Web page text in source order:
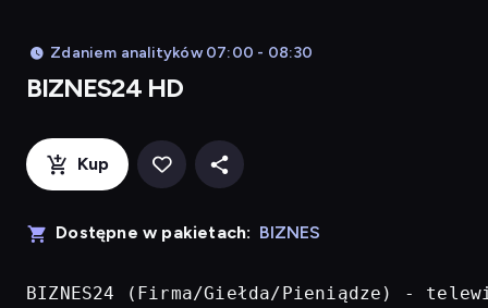
Zdaniem analityków 07:00 - 08:30
BIZNES24 HD
Kup
Dostępne w pakietach: BIZNES
BIZNES24 (Firma/Giełda/Pieniądze) -